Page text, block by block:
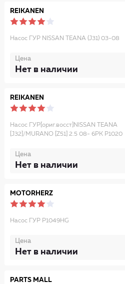
REIKANEN
Насос ГУР NISSAN TEANA (J31) 03-08
Цена
Нет в наличии
REIKANEN
Насос ГУР[ориг.восст]NISSAN TEANA
[J32]/MURANO [Z51] 2.5 08- 6PK P1020
Цена
Нет в наличии
MOTORHERZ
Насос ГУР P1049HG
Цена
Нет в наличии
PARTS MALL